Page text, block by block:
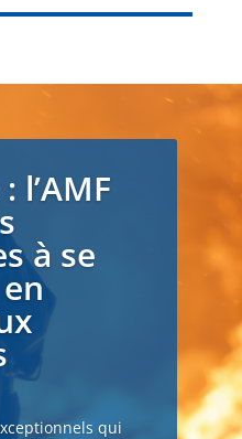
l’AMF
à se
qui